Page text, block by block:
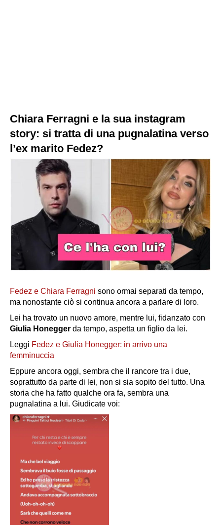
Chiara Ferragni e la sua instagram
story: si tratta di una pugnalatina verso
l’ex marito Fedez?
Fedez e Chiara Ferragni sono ormai separati da tempo,
ma nonostante ciò si continua ancora a parlare di loro.
Lei ha trovato un nuovo amore, mentre lui, fidanzato con
Giulia Honegger da tempo, aspetta un figlio da lei.
Leggi Fedez e Giulia Honegger: in arrivo una
femminuccia
Eppure ancora oggi, sembra che il rancore tra i due,
soprattutto da parte di lei, non si sia sopito del tutto. Una
storia che ha fatto qualche ora fa, sembra una
pugnalatina a lui. Giudicate voi: